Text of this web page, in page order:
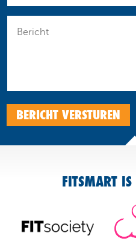
BERICHT VERSTUREN
FITSMART IS